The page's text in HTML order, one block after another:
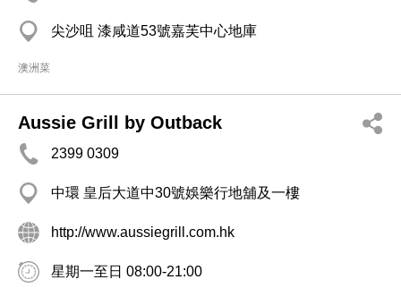
尖沙咀 漆咸道53號嘉芙中心地庫
澳洲菜
Aussie Grill by Outback
2399 0309
中環 皇后大道中30號娛樂行地舖及一樓
http://www.aussiegrill.com.hk
星期一至日 08:00-21:00